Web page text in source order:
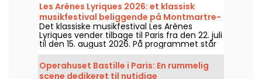
Les Arènes Lyriques 2026: et klassisk
musikfestival beliggende på Montmartre-
højen
Det klassiske musikfestival Les Arènes
Lyriques vender tilbage til Paris fra den 22. juli
til den 15. august 2026. På programmet står
ikke mindre end 16 koncerter, der afholdes i
Arènes de Montmartre, en idyllisk ramme for
at høre de store klassikere.
Operahuset Bastille i Paris: En rummelig
scene dedikeret til nutidige